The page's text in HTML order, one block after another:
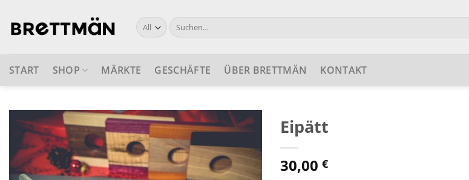
content
Suche
nach:
START SHOP MÄRKTE GESCHÄFTE ÜBER BRETTMÄN KONTAKT
Eipätt
30,00 €